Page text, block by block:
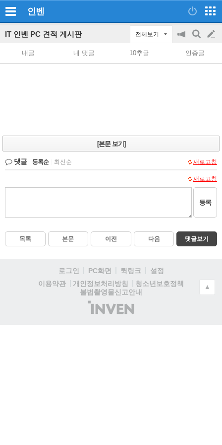
인벤
IT 인벤 PC 견적 게시판 전체보기
공
on/off
검
색
글
쓰
내글 내 댓글 10추글 인증글
[본문 보기]
댓글 등록순 최신순 새로고침
새로고침
등록
목록 본문 이전 다음 댓글보기
로그인 PC화면 퀵링크
설정
이용약관
개인정보처리방침
청소년보호정책
불법촬영물신고안내
(주)
인
▲